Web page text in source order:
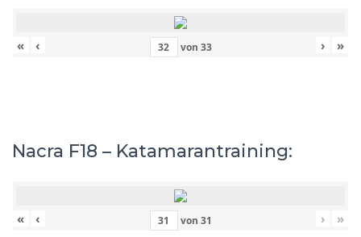
« ‹ von 33 › »
Nacra F18 – Katamarantraining:
« ‹ von 31 › »